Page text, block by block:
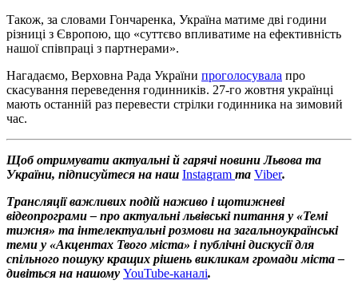
Також, за словами Гончаренка, Україна матиме дві години
різниці з Європою, що «суттєво впливатиме на ефективність
нашої співпраці з партнерами».
Нагадаємо, Верховна Рада України проголосувала про
скасування переведення годинників. 27-го жовтня українці
мають останній раз перевести стрілки годинника на зимовий
час.
Щоб отримувати актуальні й гарячі новини Львова та
України, підписуйтеся на наш Instagram та Viber.
Трансляції важливих подій наживо і щотижневі
відеопрограми – про актуальні львівські питання у «Темі
тижня» та інтелектуальні розмови на загальноукраїнські
теми у «Акцентах Твого міста» і публічні дискусії для
спільного пошуку кращих рішень викликам громади міста –
дивіться на нашому YouTube-каналі.